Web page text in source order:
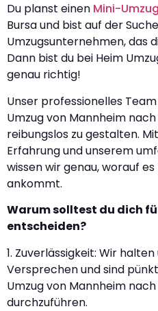
Du planst einen Mini-Umzug
Bursa und bist auf der
Umzugsunternehmen, das
Dann bist du bei Heim
genau richtig!
Unser professionelles
Umzug von Mannheim
reibungslos zu gestalten.
Erfahrung und unserem
wissen wir genau, worauf
ankommt.
Warum solltest du dich
entscheiden?
1. Zuverlässigkeit: Wir
Versprechen und sind
Umzug von Mannheim
durchzuführen.